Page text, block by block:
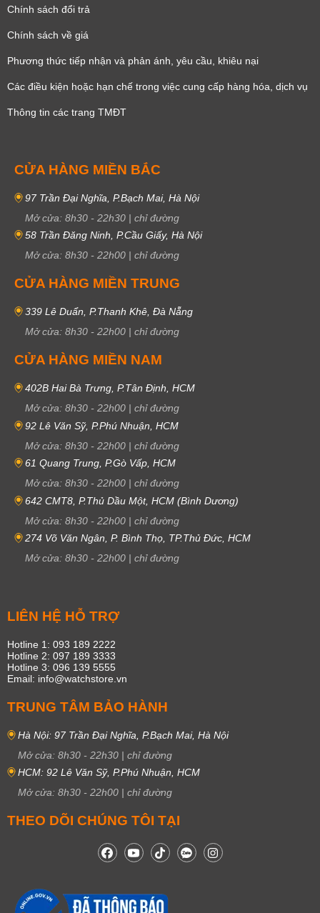
Chính sách đổi trả
Chính sách về giá
Phương thức tiếp nhận và phản ánh, yêu cầu, khiêu nại
Các điều kiện hoặc hạn chế trong việc cung cấp hàng hóa, dịch vụ
Thông tin các trang TMĐT
CỬA HÀNG MIỀN BẮC
97 Trần Đại Nghĩa, P.Bạch Mai, Hà Nội
Mở cửa: 8h30 - 22h30 | chỉ đường
58 Trần Đăng Ninh, P.Cầu Giấy, Hà Nội
Mở cửa: 8h30 - 22h00 | chỉ đường
CỬA HÀNG MIỀN TRUNG
339 Lê Duẩn, P.Thanh Khê, Đà Nẵng
Mở cửa: 8h30 - 22h00 | chỉ đường
CỬA HÀNG MIỀN NAM
402B Hai Bà Trưng, P.Tân Định, HCM
Mở cửa: 8h30 - 22h00 | chỉ đường
92 Lê Văn Sỹ, P.Phú Nhuận, HCM
Mở cửa: 8h30 - 22h00 | chỉ đường
61 Quang Trung, P.Gò Vấp, HCM
Mở cửa: 8h30 - 22h00 | chỉ đường
642 CMT8, P.Thủ Dầu Một, HCM (Bình Dương)
Mở cửa: 8h30 - 22h00 | chỉ đường
274 Võ Văn Ngân, P. Bình Thọ, TP.Thủ Đức, HCM
Mở cửa: 8h30 - 22h00 | chỉ đường
LIÊN HỆ HỖ TRỢ
Hotline 1: 093 189 2222
Hotline 2: 097 189 3333
Hotline 3: 096 139 5555
Email: info@watchstore.vn
TRUNG TÂM BẢO HÀNH
Hà Nội: 97 Trần Đại Nghĩa, P.Bạch Mai, Hà Nội
Mở cửa: 8h30 - 22h30 | chỉ đường
HCM: 92 Lê Văn Sỹ, P.Phú Nhuận, HCM
Mở cửa: 8h30 - 22h00 | chỉ đường
THEO DÕI CHÚNG TÔI TẠI